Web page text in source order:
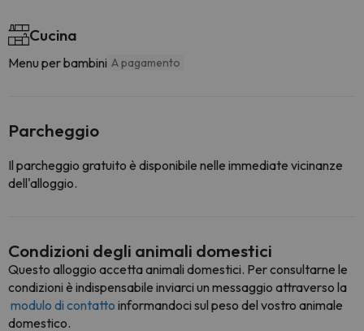
Cucina
Menu per bambini A pagamento
Parcheggio
Il parcheggio gratuito è disponibile nelle immediate vicinanze
dell'alloggio.
Condizioni degli animali domestici
Questo alloggio accetta animali domestici. Per consultarne le
condizioni è indispensabile inviarci un messaggio attraverso la
modulo di contatto informandoci sul peso del vostro animale
domestico.